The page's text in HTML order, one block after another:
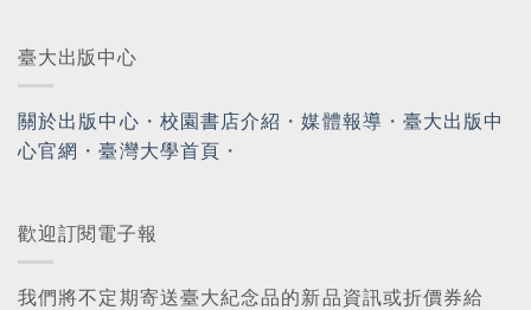
臺大出版中心
關於出版中心 ・ 校園書店介紹 ・媒體報導 ・ 臺大出版中
心官網 ・臺灣大學首頁 ・
歡迎訂閱電子報
我們將不定期寄送臺大紀念品的新品資訊或折價券給